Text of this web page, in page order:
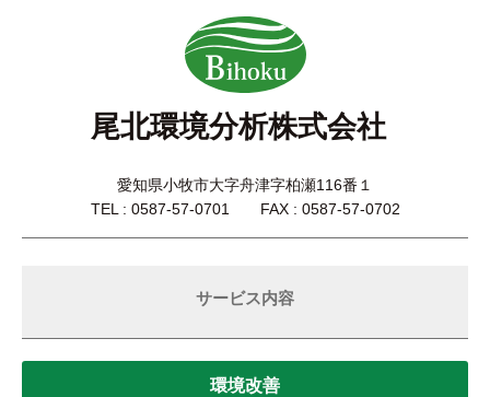
尾北環境分析株式会社
愛知県小牧市大字舟津字柏瀬116番１
TEL : 0587-57-0701 FAX : 0587-57-0702
サービス内容
環境改善